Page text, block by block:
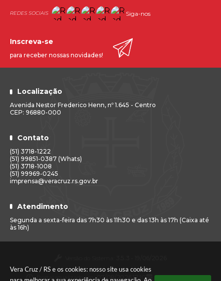
Vera Cruz / RS e os cookies: nosso site usa cookies
Siga-nos
Localização
Avenida Nestor Frederico Henn, nº 1.645 - Centro
CEP: 96880-000
Contato
(51) 3718-1222
(51) 99851-0387 (Whats)
(51) 3718-1008
(51) 99969-0245
imprensa@veracruz.rs.gov.br
Atendimento
Segunda a sexta-feira das 7h30 às 11h30 e das 13h às 17h (Caixa até
às 16h)
Inscreva-se
para receber nossas novidades!
Portal atualizado em:07/08/2026 17:10 Dados Abertos